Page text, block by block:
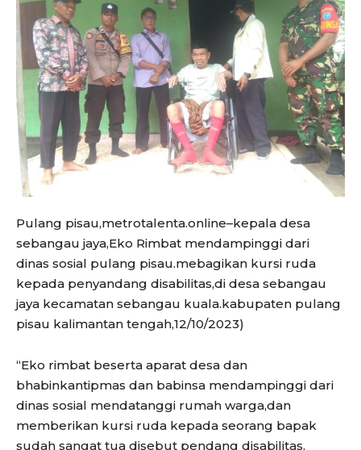
Pulang pisau,metrotalenta.online–kepala desa
sebangau jaya,Eko Rimbat mendampinggi dari
dinas sosial pulang pisau.mebagikan kursi ruda
kepada penyandang disabilitas,di desa sebangau
jaya kecamatan sebangau kuala.kabupaten pulang
pisau kalimantan tengah,12/10/2023)
“Eko rimbat beserta aparat desa dan
bhabinkantipmas dan babinsa mendampinggi dari
dinas sosial mendatanggi rumah warga,dan
memberikan kursi ruda kepada seorang bapak
sudah sangat tua disebut pendang disabilitas.